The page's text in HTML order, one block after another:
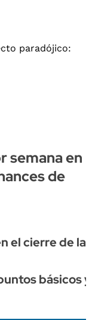
semana en
de
el cierre de la
básicos